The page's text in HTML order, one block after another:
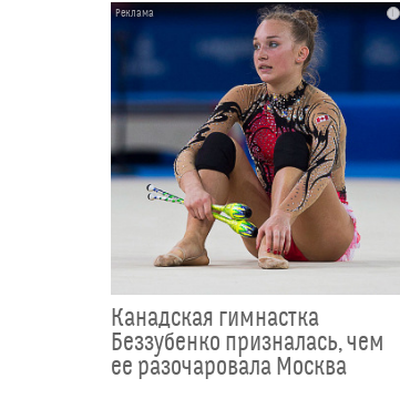
i
Канадская гимнастка
Беззубенко призналась, чем
ее разочаровала Москва